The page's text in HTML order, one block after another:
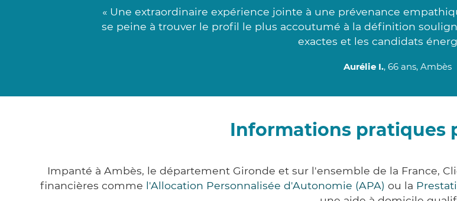
« Une extraordinaire expérience jointe à une prévenance
se peine à trouver le profil le plus accoutumé à la définition
exactes et les candidats
Aurélie I., 66 ans, Ambès
Informations pratiques
Impanté à Ambès, le département Gironde et sur l'ensemble de la France,
financières comme l'Allocation Personnalisée d'Autonomie (APA) ou la